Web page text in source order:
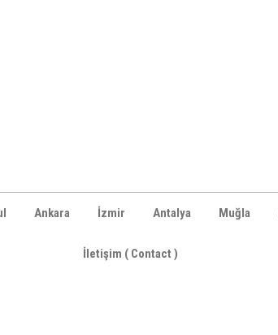
Ankara İzmir Antalya Muğla
İletişim ( Contact )